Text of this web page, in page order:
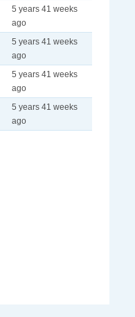
5 years 41 weeks
ago
5 years 41 weeks
ago
5 years 41 weeks
ago
5 years 41 weeks
ago